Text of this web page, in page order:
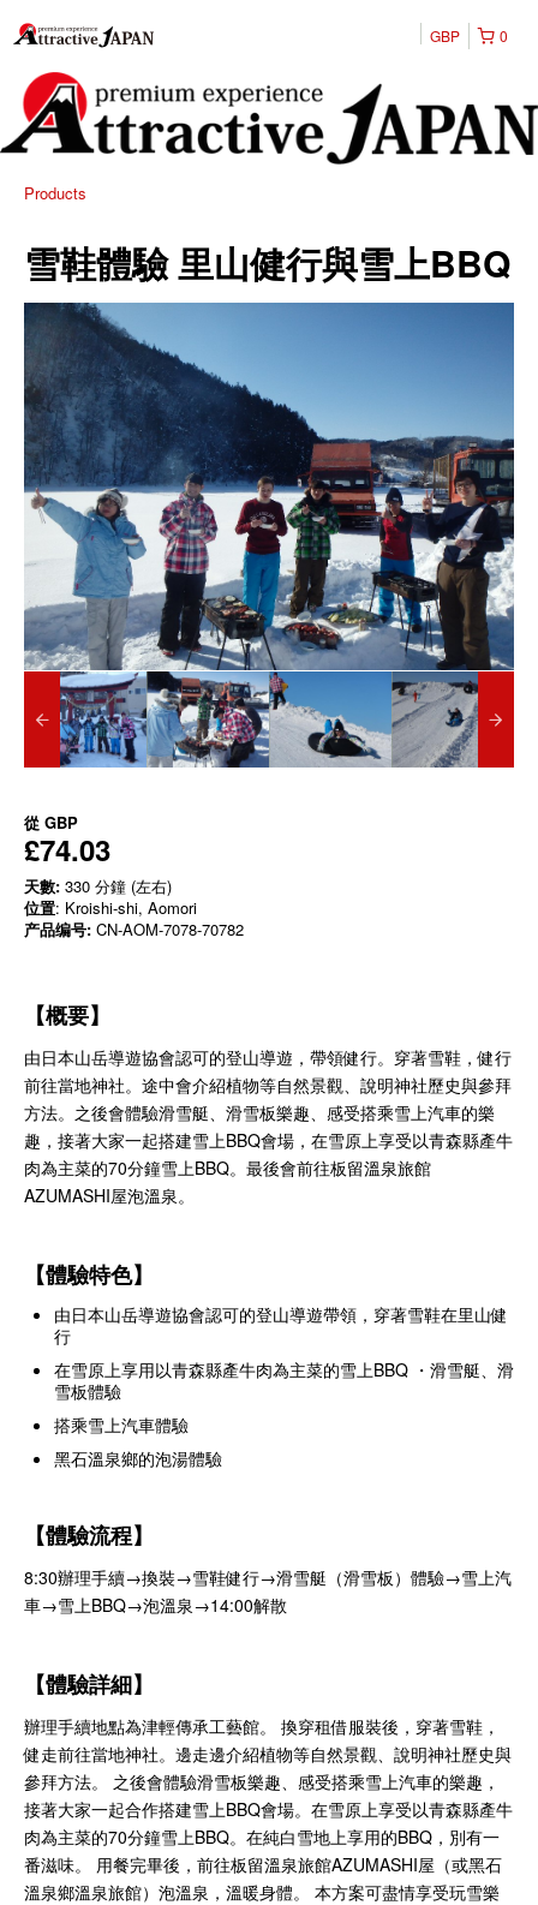
0
GBP
Products
雪鞋體驗 里山健行與雪上BBQ
從 GBP
£74.03
天數: 330 分鐘 (左右)
位置: Kroishi-shi, Aomori
产品编号: CN-AOM-7078-70782
【概要】
由日本山岳導遊協會認可的登山導遊，帶領健行。穿著雪鞋，健行
前往當地神社。途中會介紹植物等自然景觀、說明神社歷史與參拜
方法。之後會體驗滑雪艇、滑雪板樂趣、感受搭乘雪上汽車的樂
趣，接著大家一起搭建雪上BBQ會場，在雪原上享受以青森縣產牛
肉為主菜的70分鐘雪上BBQ。最後會前往板留溫泉旅館
AZUMASHI屋泡溫泉。
【體驗特色】
由日本山岳導遊協會認可的登山導遊帶領，穿著雪鞋在里山健
行
在雪原上享用以青森縣產牛肉為主菜的雪上BBQ ・滑雪艇、滑
雪板體驗
搭乘雪上汽車體驗
黑石溫泉鄉的泡湯體驗
【體驗流程】
8:30辦理手續→換裝→雪鞋健行→滑雪艇（滑雪板）體驗→雪上汽
車→雪上BBQ→泡溫泉→14:00解散
【體驗詳細】
辦理手續地點為津輕傳承工藝館。 換穿租借服裝後，穿著雪鞋，
健走前往當地神社。邊走邊介紹植物等自然景觀、說明神社歷史與
參拜方法。 之後會體驗滑雪板樂趣、感受搭乘雪上汽車的樂趣，
接著大家一起合作搭建雪上BBQ會場。在雪原上享受以青森縣產牛
肉為主菜的70分鐘雪上BBQ。在純白雪地上享用的BBQ，別有一
番滋味。 用餐完畢後，前往板留溫泉旅館AZUMASHI屋（或黑石
溫泉鄉溫泉旅館）泡溫泉，溫暖身體。 本方案可盡情享受玩雪樂